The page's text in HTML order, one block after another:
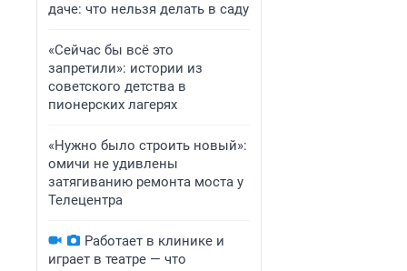
даче: что нельзя делать в саду
«Сейчас бы всё это
запретили»: истории из
советского детства в
пионерских лагерях
«Нужно было строить новый»:
омичи не удивлены
затягиванию ремонта моста у
Телецентра
Работает в клинике и
играет в театре — что